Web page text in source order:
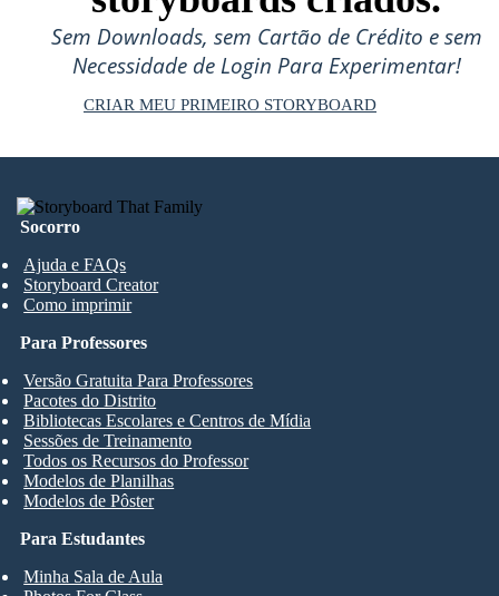
Sem Downloads, sem Cartão de Crédito e sem
Necessidade de Login Para Experimentar!
CRIAR MEU PRIMEIRO STORYBOARD
Socorro
Ajuda e FAQs
Storyboard Creator
Como imprimir
Para Estudantes
Minha Sala de Aula
Para Professores
Versão Gratuita Para Professores
Pacotes do Distrito
Bibliotecas Escolares e Centros de Mídia
Sessões de Treinamento
Todos os Recursos do Professor
Modelos de Planilhas
Modelos de Pôster